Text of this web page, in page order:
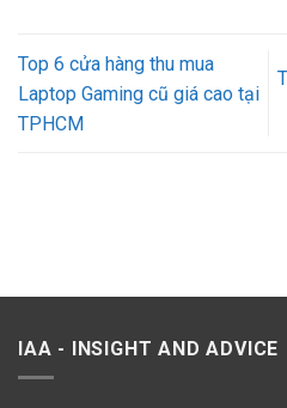
Top 6 cửa hàng thu mua
Laptop Gaming cũ giá cao tại
TPHCM
IAA - INSIGHT AND ADVICE